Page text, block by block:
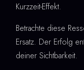
Kurzzeit-Effekt.
Betrachte diese
Ersatz. Der Erfolg
deiner Sichtbarkeit.